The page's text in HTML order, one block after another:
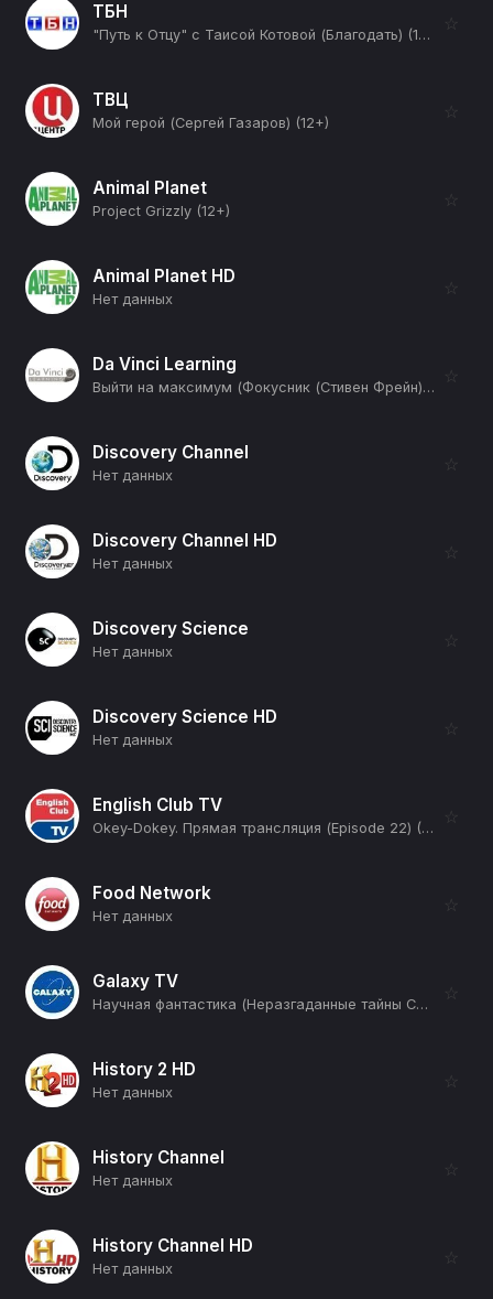
ТБН
"Путь к Отцу" с Таисой Котовой (Благодать) (12+)
☆
ТВЦ
Мой герой (Сергей Газаров) (12+)
☆
Animal Planet
Project Grizzly (12+)
☆
Animal Planet HD
Нет данных
☆
Da Vinci Learning
Выйти на максимум (Фокусник (Стивен Фрейн) и Капитан (Кейт-Ричардсон Уолш)) (12+)
☆
Discovery Channel
Нет данных
☆
Discovery Channel HD
Нет данных
☆
Discovery Science
Нет данных
☆
Discovery Science HD
Нет данных
☆
English Club TV
Okey-Dokey. Прямая трансляция (Episode 22) (12+)
☆
Food Network
Нет данных
☆
Galaxy TV
Научная фантастика (Неразгаданные тайны Солнца) (12+)
☆
History 2 HD
Нет данных
☆
History Channel
Нет данных
☆
History Channel HD
Нет данных
☆